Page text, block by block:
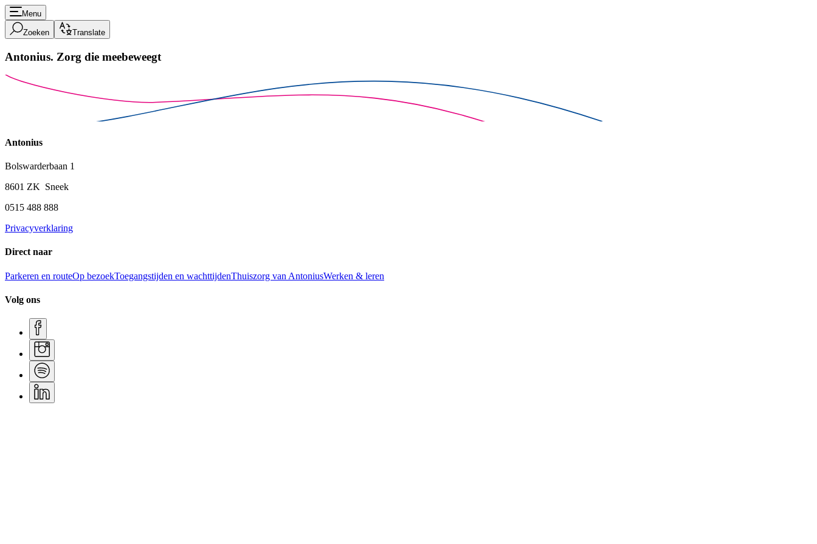
Menu
Zoeken Translate
Antonius. Zorg die meebeweegt
Antonius
Bolswarderbaan 1
8601 ZK Sneek
0515 488 888
Privacyverklaring
Direct naar
Parkeren en routeOp bezoekToegangstijden en wachttijdenThuiszorg van AntoniusWerken & leren
Volg ons